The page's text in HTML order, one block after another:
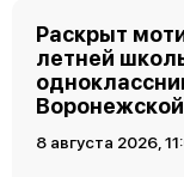
Раскрыт
летней
8 августа 2026,